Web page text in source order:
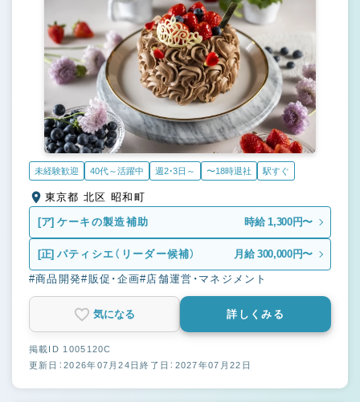
未経験歓迎 40代～活躍中 週2・3日～ 〜18時退社 駅すぐ
東京都 北区 昭和町
[ア] ケーキの製造補助 時給 1,300円〜
[正] パティシエ（リーダー候補） 月給 300,000円〜
#商品開発#販促・企画#店舗運営・マネジメント
気になる 詳しくみる
掲載ID 1005120C
更新日：2026年07月24日終了日：2027年07月22日